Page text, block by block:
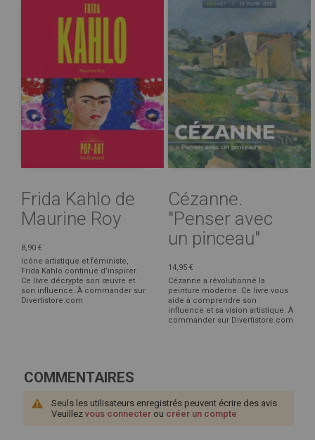
Frida Kahlo de
Maurine Roy
8,90 €
Icône artistique et féministe,
Frida Kahlo continue d’inspirer.
Ce livre décrypte son œuvre et
son influence. À commander sur
Divertistore.com
Cézanne.
"Penser avec
un pinceau"
14,95 €
Cézanne a révolutionné la
peinture moderne. Ce livre vous
aide à comprendre son
influence et sa vision artistique. À
commander sur Divertistore.com
COMMENTAIRES
Seuls les utilisateurs enregistrés peuvent écrire des avis.
Veuillez vous connecter ou créer un compte